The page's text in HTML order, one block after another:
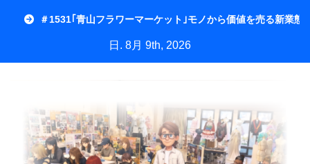
＃1531｢青山フラワーマーケット｣モノから価値を売る新業態
日. 8月 9th, 2026